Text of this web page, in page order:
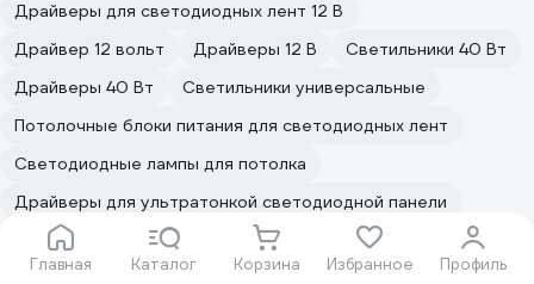
Главная Каталог Корзина Избранное Профиль
Драйверы для светодиодных лент 12 В
Драйвер 12 вольт
Драйверы 12 В
Светильники 40 Вт
Драйверы 40 Вт
Светильники универсальные
Потолочные блоки питания для светодиодных лент
Светодиодные лампы для потолка
Драйверы для ультратонкой светодиодной панели
Драйверы для потолочных светодиодных светильников
Светильники светодиодные IP40